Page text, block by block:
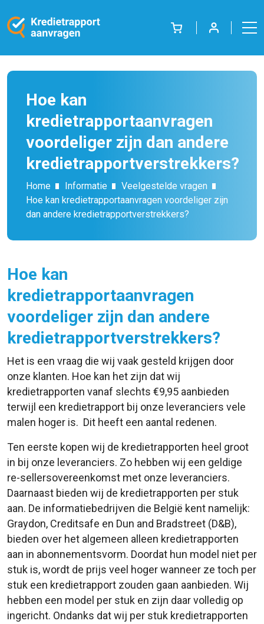
Hoe kan
kredietrapportaanvragen
voordeliger zijn dan andere
kredietrapportverstrekkers?
Home Informatie
Veelgestelde vragen
Hoe kan kredietrapportaanvragen voordeliger zijn
dan andere kredietrapportverstrekkers?
Hoe kan
kredietrapportaanvragen
voordeliger zijn dan andere
kredietrapportverstrekkers?
Het is een vraag die wij vaak gesteld krijgen door
onze klanten. Hoe kan het zijn dat wij
kredietrapporten vanaf slechts €9,95 aanbieden
terwijl een kredietrapport bij onze leveranciers vele
malen hoger is. Dit heeft een aantal redenen.
Ten eerste kopen wij de kredietrapporten heel groot
in bij onze leveranciers. Zo hebben wij een geldige
re-sellersovereenkomst met onze leveranciers.
Daarnaast bieden wij de kredietrapporten per stuk
aan. De informatiebedrijven die België kent namelijk:
Graydon, Creditsafe en Dun and Bradstreet (D&B),
bieden over het algemeen alleen kredietrapporten
aan in abonnementsvorm. Doordat hun model niet per
stuk is, wordt de prijs veel hoger wanneer ze toch per
stuk een kredietrapport zouden gaan aanbieden. Wij
hebben een model per stuk en zijn daar volledig op
ingericht. Ondanks dat wij per stuk kredietrapporten